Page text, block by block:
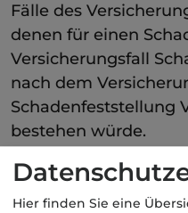
Fälle des
denen für einen
Versicherungsfall
nach dem
Schadenfeststellung
bestehen würde.
Kategorie:
Hier finden Sie eine